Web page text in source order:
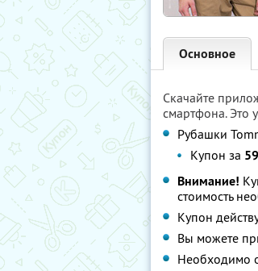
Основное
Скачайте
смартфона. Это
Рубашки
Купон за
Внимание!
стоимость
Купон
Вы можете
Необходимо